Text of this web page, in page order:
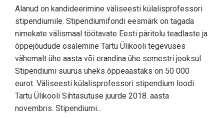
Alanud on kandideerimine väliseesti külalisprofessori
stipendiumile. Stipendiumifondi eesmärk on tagada
nimekate välismaal töötavate Eesti päritolu teadlaste ja
õppejõudude osalemine Tartu Ülikooli tegevuses
vähemalt ühe aasta või erandina ühe semestri jooksul.
Stipendiumi suurus üheks õppeaastaks on 50 000
eurot. Väliseesti külalisprofessori stipendium loodi
Tartu Ülikooli Sihtasutuse juurde 2018. aasta
novembris. Stipendiumi...